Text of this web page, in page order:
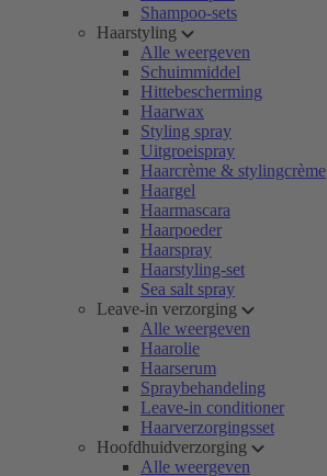
Shampoo-sets
Haarstyling
Alle weergeven
Schuimmiddel
Hittebescherming
Haarwax
Styling spray
Uitgroeispray
Haarcrème & stylingcrème
Haargel
Haarmascara
Haarpoeder
Haarspray
Haarstyling-set
Sea salt spray
Leave-in verzorging
Alle weergeven
Haarolie
Haarserum
Spraybehandeling
Leave-in conditioner
Haarverzorgingsset
Hoofdhuidverzorging
Alle weergeven